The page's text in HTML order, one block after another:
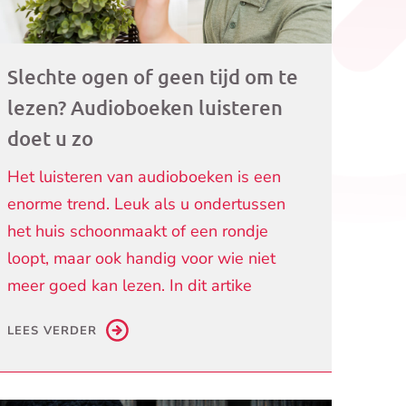
Slechte ogen of geen tijd om te
lezen? Audioboeken luisteren
doet u zo
Het luisteren van audioboeken is een
enorme trend. Leuk als u ondertussen
het huis schoonmaakt of een rondje
loopt, maar ook handig voor wie niet
meer goed kan lezen. In dit artike
LEES VERDER